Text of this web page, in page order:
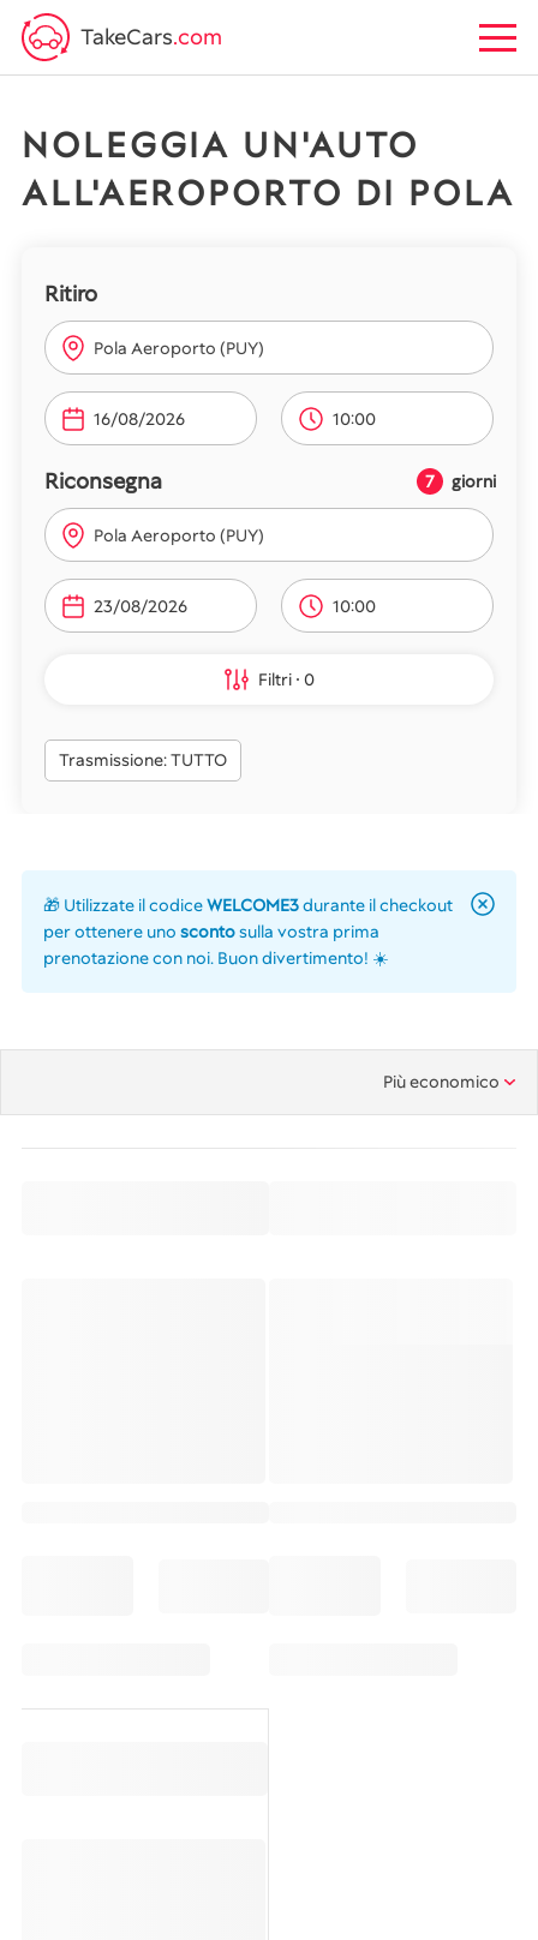
TakeCars.com
NOLEGGIA UN'AUTO
ALL'AEROPORTO DI POLA
Ritiro
Pola Aeroporto (PUY)
10:00
Riconsegna 7 giorni
Pola Aeroporto (PUY)
10:00
Filtri 0
Trasmissione: TUTTO
🎁 Utilizzate il codiceWELCOME3durante il checkout
per ottenere uno scontosulla vostra prima
prenotazione con noi. Buon divertimento! ☀️
Più economico